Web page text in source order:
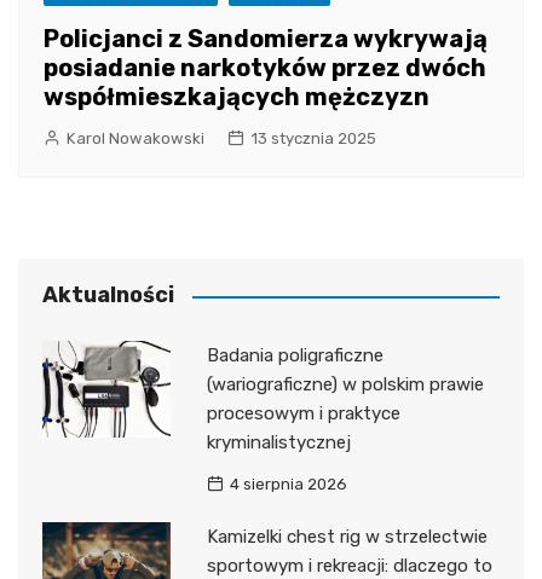
Policjanci z Sandomierza wykrywają
posiadanie narkotyków przez dwóch
współmieszkających mężczyzn
Karol Nowakowski 13 stycznia 2025
Aktualności
Badania poligraficzne
(wariograficzne) w polskim prawie
procesowym i praktyce
kryminalistycznej
4 sierpnia 2026
Kamizelki chest rig w strzelectwie
sportowym i rekreacji: dlaczego to